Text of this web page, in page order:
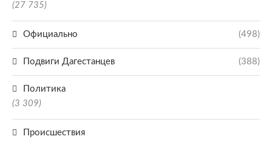
(27 735)
Официально (498)
Подвиги Дагестанцев (388)
Политика
(3 309)
Происшествия